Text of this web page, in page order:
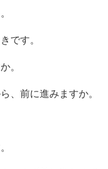
です。
。
、前に進みますか。